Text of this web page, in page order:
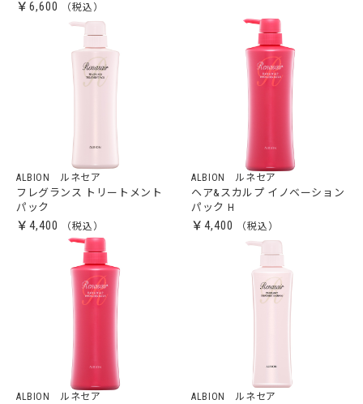
￥6,600
ALBION ルネセア
フレグランス トリートメント
パック
￥4,400
ALBION ルネセア
ヘア&スカルプ イノベーション
パック H
￥4,400
ALBION ルネセア ALBION ルネセア